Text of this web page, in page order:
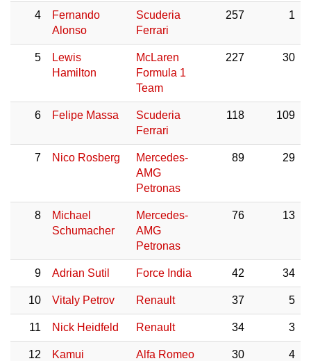
4
Fernando
Alonso
Scuderia
Ferrari
257 1
5
Lewis
Hamilton
McLaren
Formula 1
Team
227 30
6 Felipe Massa
Scuderia
Ferrari
118 109
7 Nico Rosberg
Mercedes-
AMG
Petronas
89 29
8
Michael
Schumacher
Mercedes-
AMG
Petronas
76 13
9 Adrian Sutil Force India 42 34
10 Vitaly Petrov Renault 37 5
11 Nick Heidfeld Renault 34 3
12
Kamui
Alfa Romeo
30 4